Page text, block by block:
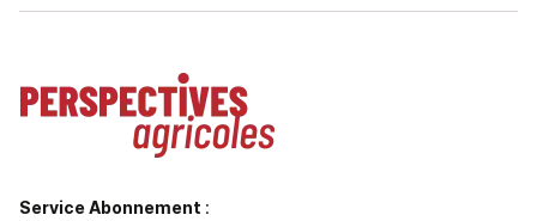
Service Abonnement :